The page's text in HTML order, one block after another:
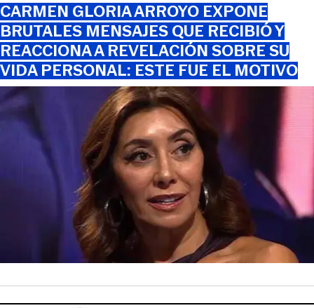
CARMEN GLORIA ARROYO EXPONE
BRUTALES MENSAJES QUE RECIBIÓ Y
REACCIONA A REVELACIÓN SOBRE SU
VIDA PERSONAL: ESTE FUE EL MOTIVO